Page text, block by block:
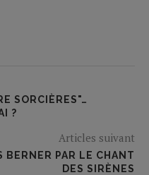
SORCIÈRES"…
?
Articles suivant
BERNER PAR LE CHANT
DES SIRÈNES